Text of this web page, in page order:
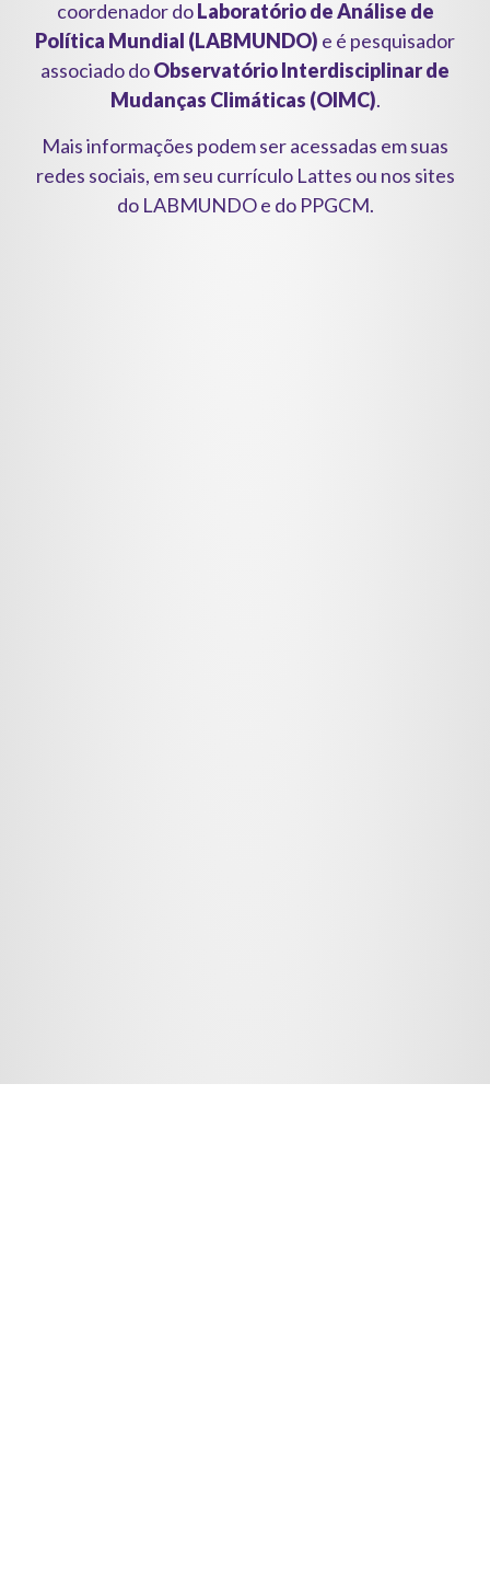
coordenador doLaboratório de Análise de
Política Mundial (LABMUNDO) e é pesquisador
associado doObservatório Interdisciplinar de
Mudanças Climáticas (OIMC).
Mais informações podem ser acessadas em suas
redes sociais, em seu currículo Lattes ou nos sites
do LABMUNDO e do PPGCM.